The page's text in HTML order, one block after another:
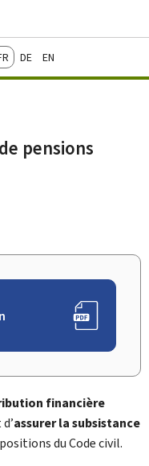
DeutschEnglish
pensions
financière
assurer la subsistance
du Code civil.